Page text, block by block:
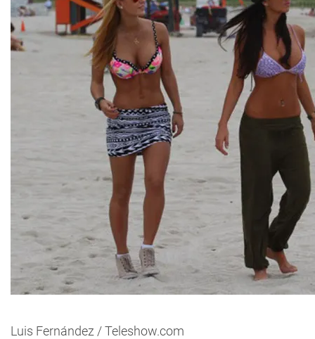
Luis Fernández / Teleshow.com